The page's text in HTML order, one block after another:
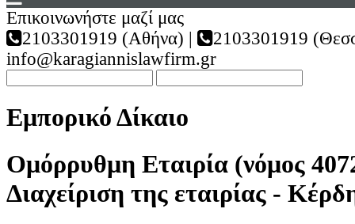
Επικοινωνήστε μαζί μας
2103301919 (Αθήνα) |
2103301919
info@karagiannislawfirm.gr
Εμπορικό Δίκαιο
Ομόρρυθμη Εταιρία (νόμος
Διαχείριση της εταιρίας -